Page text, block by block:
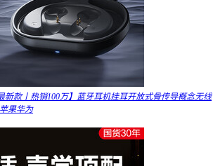
新款丨热销100万】蓝牙耳机挂耳开放式骨传导概念无线
果华为